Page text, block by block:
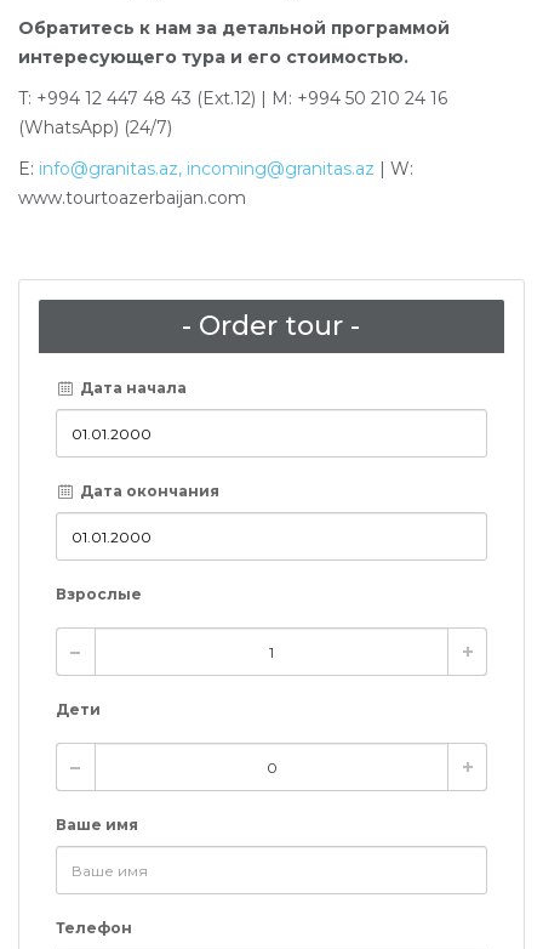
Обратитесь к нам за детальной программой
интересующего тура и его стоимостью.
T: +994 12 447 48 43 (Ext.12) | M: +994 50 210 24 16
(WhatsApp) (24/7)
E: info@granitas.az, incoming@granitas.az | W:
www.tourtoazerbaijan.com
- Order tour -
Дата начала
Дата окончания
Взрослые
Дети
Ваше имя
Телефон